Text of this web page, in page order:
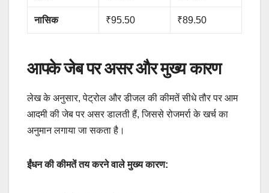
नासिक ₹95.50 ₹89.50
आपके जेब पर असर और मुख्य कारण
लेख के अनुसार, पेट्रोल और डीजल की कीमतें सीधे तौर पर आम
आदमी की जेब पर असर डालती हैं, जिससे रोजमर्रा के खर्च का
अनुमान लगाया जा सकता है।
ईंधन की कीमतें तय करने वाले मुख्य कारण: